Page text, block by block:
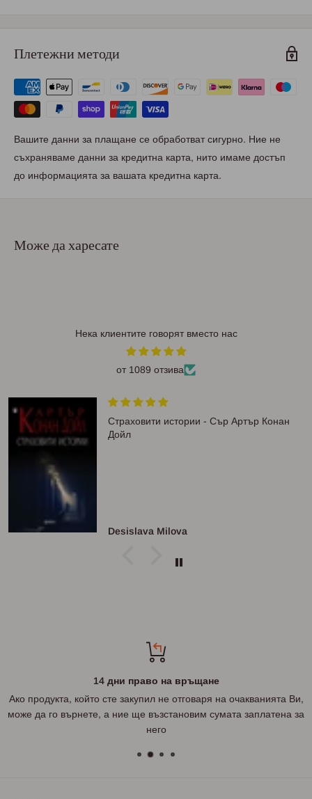
Плетежни методи
Вашите данни за плащане се обработват сигурно. Ние не
съхраняваме данни за кредитна карта, нито имаме достъп
до информацията за вашата кредитна карта.
Може да харесате
Нека клиентите говорят вместо нас
от 1089 отзива
Страховити истории - Сър Артър Конан
Дойл
Desislava Milova
14 дни право на връщане
Ако продукта, който сте закупил не отговаря на очакванията Ви,
може да го върнете, а ние ще възстановим сумата заплатена за
него